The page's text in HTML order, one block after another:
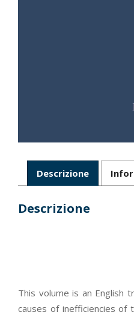
Descrizione
Descrizione
This volume is an English
causes of inefficiencies of